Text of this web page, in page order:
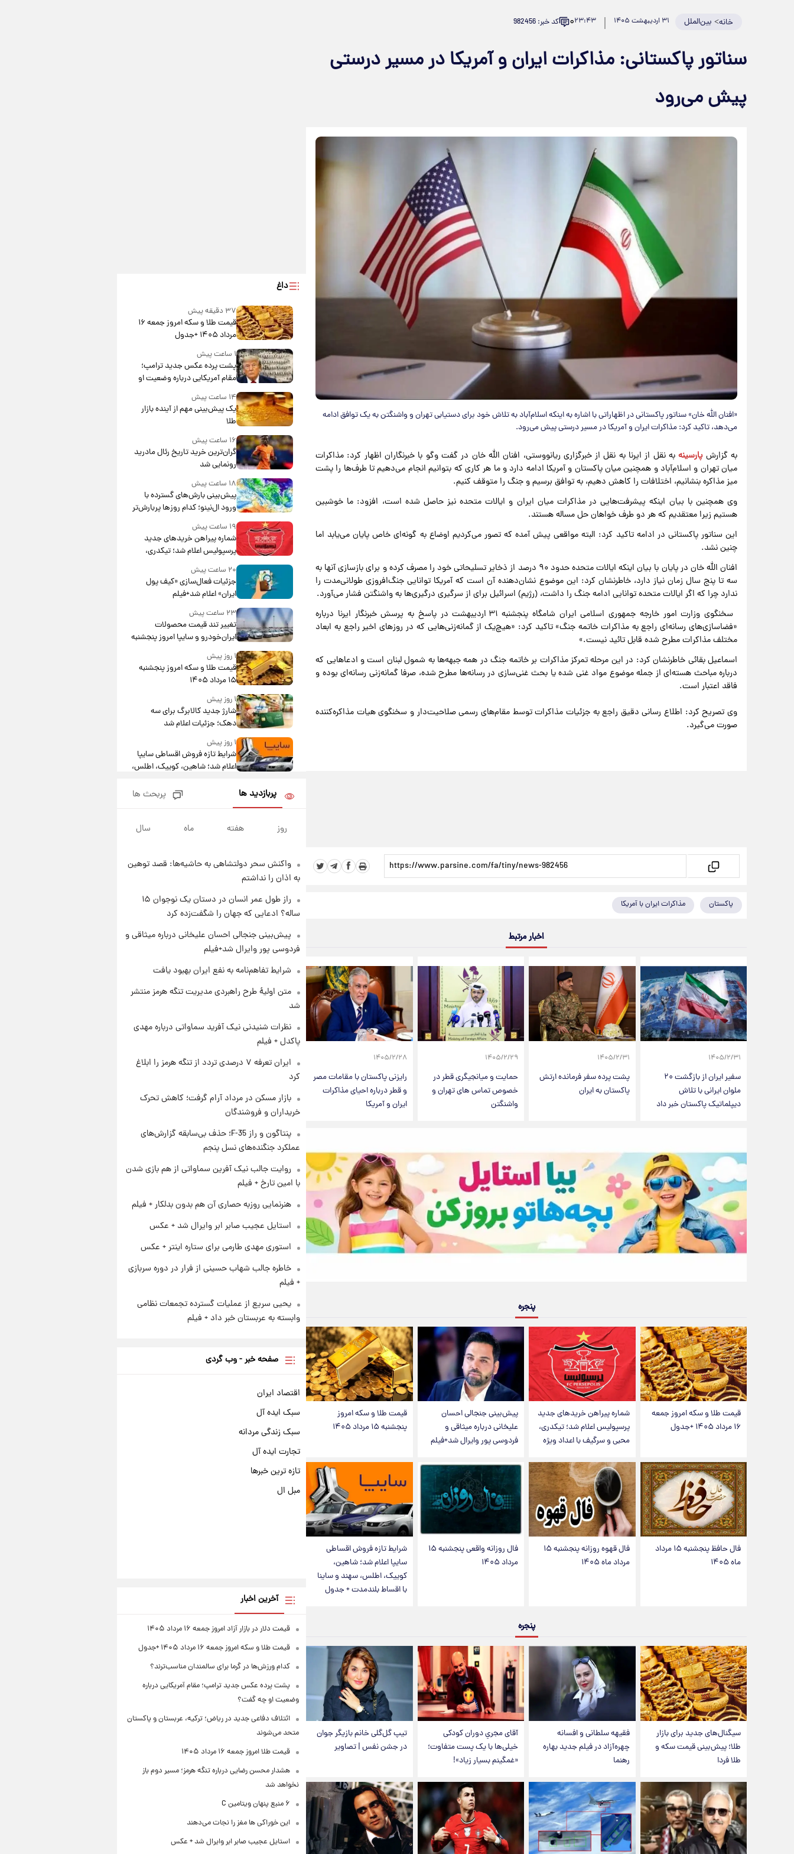
خانه> بین‌الملل ۳۱ اردیبهشت ۱۴۰۵ ۲۳:۴۳۰ کد خبر: 982456
سناتور پاکستانی: مذاکرات ایران و آمریکا در مسیر درستی
پیش می‌رود
«افنان الله خان» سناتور پاکستانی در اظهاراتی با اشاره به اینکه اسلام‌آباد به تلاش خود برای دستیابی تهران و واشنگتن به یک توافق ادامه
می‌دهد، تاکید کرد: مذاکرات ایران و آمریکا در مسیر درستی پیش می‌رود.
به گزارش پارسینهبه نقل از ایرنا به نقل از خبرگزاری ریانووستی، افنان الله خان در گفت وگو با خبرنگاران اظهار کرد: مذاکرات
میان تهران و اسلام‌آباد و همچنین میان پاکستان و آمریکا ادامه دارد و ما هر کاری که بتوانیم انجام می‌دهیم تا طرف‌ها را پشت
میز مذاکره بنشانیم، اختلافات را کاهش دهیم، به توافق برسیم و جنگ را متوقف کنیم.
وی همچنین با بیان اینکه پیشرفت‌هایی در مذاکرات میان ایران و ایالات متحده نیز حاصل شده است، افزود: ما خوشبین
هستیم زیرا معتقدیم که هر دو طرف خواهان حل مساله هستند.
این سناتور پاکستانی در ادامه تاکید کرد: البته مواقعی پیش آمده که تصور می‌کردیم اوضاع به گونه‌ای خاص پایان می‌یابد اما
چنین نشد.
افنان الله خان در پایان با بیان اینکه ایالات متحده حدود ۹۰ درصد از ذخایر تسلیحاتی خود را مصرف کرده و برای بازسازی آنها به
سه تا پنج سال زمان نیاز دارد، خاطرنشان کرد: این موضوع نشان‌دهنده آن است که آمریکا توانایی جنگ‌افروزی طولانی‌مدت را
ندارد چرا که اگر ایالات متحده توانایی ادامه جنگ را داشت، (رژیم) اسرائیل برای از سرگیری درگیری‌ها به واشنگتن فشار می‌آورد.
سخنگوی وزارت امور خارجه جمهوری اسلامی ایران شامگاه پنجشنبه ۳۱ اردیبهشت در پاسخ به پرسش خبرنگار ایرنا درباره
«فضاسازی‌های رسانه‌ای راجع به مذاکرات خاتمه جنگ» تاکید کرد: «هیچ‌یک از گمانه‌زنی‌هایی که در روزهای اخیر راجع به ابعاد
مختلف مذاکرات مطرح شده قابل تائید نیست.»
اسماعیل بقائی خاطرنشان کرد: در این مرحله تمرکز مذاکرات بر خاتمه جنگ در همه جبهه‌ها به شمول لبنان است و ادعاهایی که
درباره مباحث هسته‌ای از جمله موضوع مواد غنی شده یا بحث غنی‌سازی در رسانه‌ها مطرح شده، صرفا گمانه‌زنی رسانه‌ای بوده و
فاقد اعتبار است.
وی تصریح کرد: اطلاع رسانی دقیق راجع به جزئیات مذاکرات توسط مقام‌های رسمی صلاحیت‌دار و سخنگوی هیات مذاکره‌کننده
صورت می‌گیرد.
پاکستان مذاکرات ایران با آمریکا
اخبار مرتبط
۱۴۰۵/۲/۳۱
سفیر ایران از بازگشت ۲۰
ملوان ایرانی با تلاش
دیپلماتیک پاکستان خبر داد
۱۴۰۵/۲/۳۱
پشت پرده سفر فرمانده ارتش
پاکستان به ایران
۱۴۰۵/۲/۲۹
حمایت و میانجیگری قطر در
خصوص تماس های تهران و
واشنگتن
۱۴۰۵/۲/۲۸
رایزنی پاکستان با مقامات مصر
و قطر درباره احیای مذاکرات
ایران و آمریکا
پنجره
قیمت طلا و سکه امروز جمعه
۱۶ مرداد ۱۴۰۵ +جدول
شماره پیراهن خریدهای جدید
پرسپولیس اعلام شد؛ تیکدری،
محبی و سرگیف با اعداد ویژه
پیش‌بینی جنجالی احسان
علیخانی درباره میثاقی و
فردوسی پور وایرال شد+فیلم
قیمت طلا و سکه امروز
پنجشنبه ۱۵ مرداد ۱۴۰۵
فال حافظ پنجشنبه ۱۵ مرداد
ماه ۱۴۰۵
فال قهوه روزانه پنجشنبه ۱۵
مرداد ماه ۱۴۰۵
فال روزانه واقعی پنجشنبه ۱۵
مرداد ۱۴۰۵
شرایط تازه فروش اقساطی
سایپا اعلام شد؛ شاهین،
کوییک، اطلس، سهند و ساینا
با اقساط بلندمدت + جدول
پنجره
سیگنال‌های جدید برای بازار
طلا؛ پیش‌بینی قیمت سکه و
طلا فردا
فقیهه سلطانی و افسانه
چهره‌آزاد در فیلم جدید بهاره
رهنما
آقای مجریِ دوران کودکی
خیلی‌ها با یک پست متفاوت؛
«غمگینم بسیار زیاد»!
تیپ گل‌گلی خانم بازیگر جوان
در جشن نفس | تصاویر
داغ
۳۷ دقیقه پیش
قیمت طلا و سکه امروز جمعه ۱۶
مرداد ۱۴۰۵ +جدول
۱ ساعت پیش
پشت پرده عکس جدید ترامپ؛
مقام آمریکایی درباره وضعیت او
چه گفت؟
۱۴ ساعت پیش
یک پیش‌بینی مهم از آینده بازار
طلا
۱۶ ساعت پیش
گران‌ترین خرید تاریخ رئال مادرید
رونمایی شد
۱۸ ساعت پیش
پیش‌بینی بارش‌های گسترده با
ورود ال‌نینو؛ کدام روزها پربارش‌تر
خواهند بود؟
۱۹ ساعت پیش
شماره پیراهن خریدهای جدید
پرسپولیس اعلام شد؛ تیکدری،
۲۰ ساعت پیش
جزئیات فعال‌سازی «کیف پول
ایران» اعلام شد+فیلم
۲۳ ساعت پیش
تغییر تند قیمت محصولات
ایران‌خودرو و سایپا امروز پنجشنبه
۱۵ مرداد ۱۴۰۵ +جدول
۱ روز پیش
قیمت طلا و سکه امروز پنجشنبه
۱۵ مرداد ۱۴۰۵
۱ روز پیش
شارژ جدید کالابرگ برای سه
دهک؛ جزئیات اعلام شد
۱ روز پیش
شرایط تازه فروش اقساطی سایپا
اعلام شد؛ شاهین، کوییک، اطلس،
سیگنال‌های جدید برای بازار طلا؛
پیش‌بینی قیمت سکه و طلا فردا
۱ روز پیش
ماه ۱۴۰۵
۱ روز پیش
مرداد ۱۴۰۵
پربازدید ها پربحث ها
روز هفته ماه سال
واکنش سحر دولتشاهی به حاشیه‌ها: قصد توهین
به اذان را نداشتم
راز طول عمر انسان در دستان یک نوجوان ۱۵
ساله؟ ادعایی که جهان را شگفت‌زده کرد
پیش‌بینی جنجالی احسان علیخانی درباره میثاقی و
فردوسی پور وایرال شد+فیلم
شرایط تفاهم‌نامه به نفع ایران بهبود یافت
متن اولیۀ طرح راهبردی مدیریت تنگه هرمز منتشر
شد
نظرات شنیدنی نیک آفرید سماواتی درباره مهدی
پاکدل + فیلم
ایران تعرفه ۷ درصدی تردد از تنگه هرمز را ابلاغ
کرد
بازار مسکن در مرداد آرام گرفت؛ کاهش تحرک
خریداران و فروشندگان
پنتاگون و راز F-35؛ حذف بی‌سابقه گزارش‌های
عملکرد جنگنده‌های نسل پنجم
روایت جالب نیک آفرین سماواتی از هم بازی شدن
با امین تارخ + فیلم
هنرنمایی روزبه حصاری آن هم بدون بدلکار + فیلم
استایل عجیب صابر ابر وایرال شد + عکس
استوری مهدی طارمی برای ستاره اینتر + عکس
خاطره جالب شهاب حسینی از فرار در دوره سربازی
+ فیلم
یحیی سریع از عملیات گسترده تجمعات نظامی
وابسته به عربستان خبر داد + فیلم
صفحه خبر - وب گردی
اقتصاد ایران
سبک ایده آل
سبک زندگی مردانه
تجارت ایده آل
تازه ترین خبرها
مبل ال
آخرین اخبار
قیمت دلار در بازار آزاد امروز جمعه ۱۶ مرداد ۱۴۰۵
قیمت طلا و سکه امروز جمعه ۱۶ مرداد ۱۴۰۵ +جدول
کدام ورزش‌ها در گرما برای سالمندان مناسب‌ترند؟
پشت پرده عکس جدید ترامپ؛ مقام آمریکایی درباره
وضعیت او چه گفت؟
ائتلاف دفاعی جدید در ریاض؛ ترکیه، عربستان و پاکستان
متحد می‌شوند
قیمت طلا امروز جمعه ۱۶ مرداد ۱۴۰۵
هشدار محسن رضایی درباره تنگه هرمز؛ مسیر دوم باز
نخواهد شد
۶ منبع پنهان ویتامین C
این خوراکی ها مغز را نجات می‌دهند
استایل عجیب صابر ابر وایرال شد + عکس